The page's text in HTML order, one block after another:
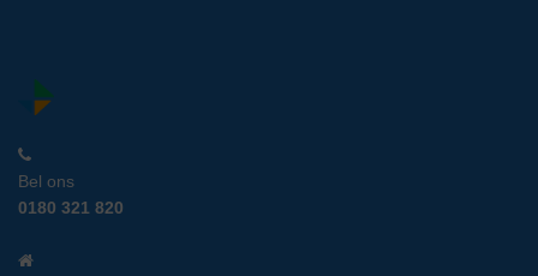
Bel ons
0180 321 820